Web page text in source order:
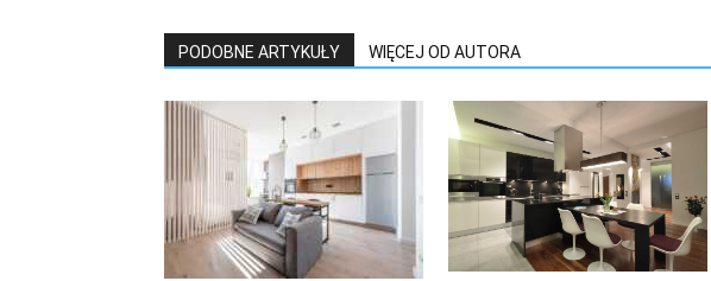
PODOBNE ARTYKUŁY WIĘCEJ OD AUTORA